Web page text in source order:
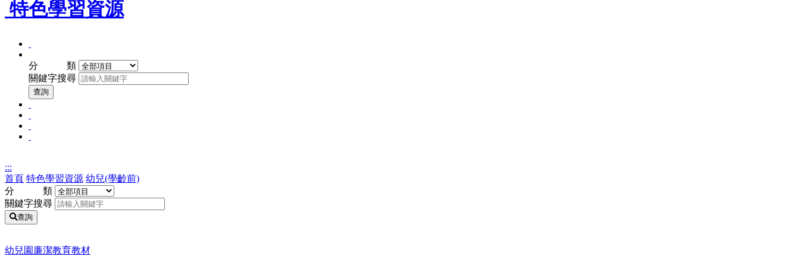
特色學習資源
齡
適
用
鍵
字
查
分 類
關鍵字搜尋
查詢
兒
(學
齡
小
低
小
年
以
上
:::
首頁 特色學習資源 幼兒(學齡前)
分 類
關鍵字搜尋
查詢
幼兒園廉潔教育教材